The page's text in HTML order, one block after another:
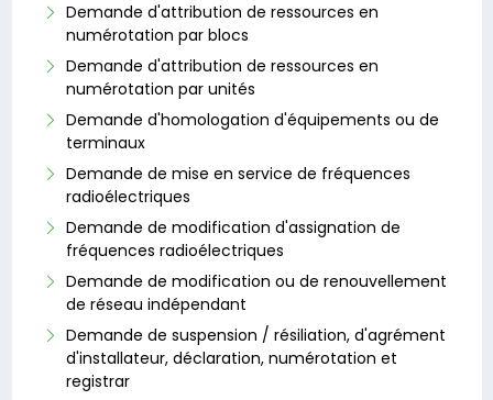
Demande d'attribution de ressources en
numérotation par blocs
Demande d'attribution de ressources en
numérotation par unités
Demande d'homologation d'équipements ou de
terminaux
Demande de mise en service de fréquences
radioélectriques
Demande de modification d'assignation de
fréquences radioélectriques
Demande de modification ou de renouvellement
de réseau indépendant
Demande de suspension / résiliation, d'agrément
d'installateur, déclaration, numérotation et
registrar